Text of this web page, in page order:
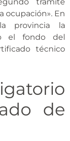
ocupación». En
provincia la
el fondo del
técnico
de